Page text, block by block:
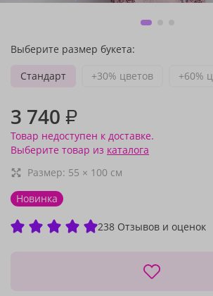
Выберите размер букета:
Стандарт
+30% цветов +60%
3 740 ₽
Товар недоступен к доставке.
Выберите товар из каталога
Размер: 55 × 100 см
Новинка
238 Отзывов и оценок